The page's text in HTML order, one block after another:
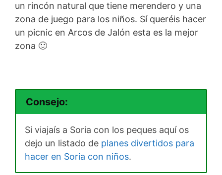
un rincón natural que tiene merendero y una
zona de juego para los niños. Sí queréis hacer
un picnic en Arcos de Jalón esta es la mejor
zona 🙂
Consejo:
Si viajaís a Soria con los peques aquí os
dejo un listado de planes divertidos para
hacer en Soria con niños.